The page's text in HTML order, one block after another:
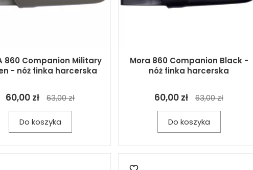
860 Companion Military
- nóż finka harcerska
60,00 zł 63,00 zł
Do koszyka
Mora 860 Companion Black -
nóż finka harcerska
60,00 zł 63,00 zł
Do koszyka